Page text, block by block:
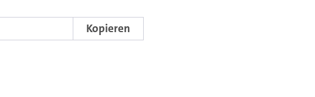
Code, um den Auschnitt des Videos mit dem Lecture2Go-Videoplayer einzubetten.
Kopieren